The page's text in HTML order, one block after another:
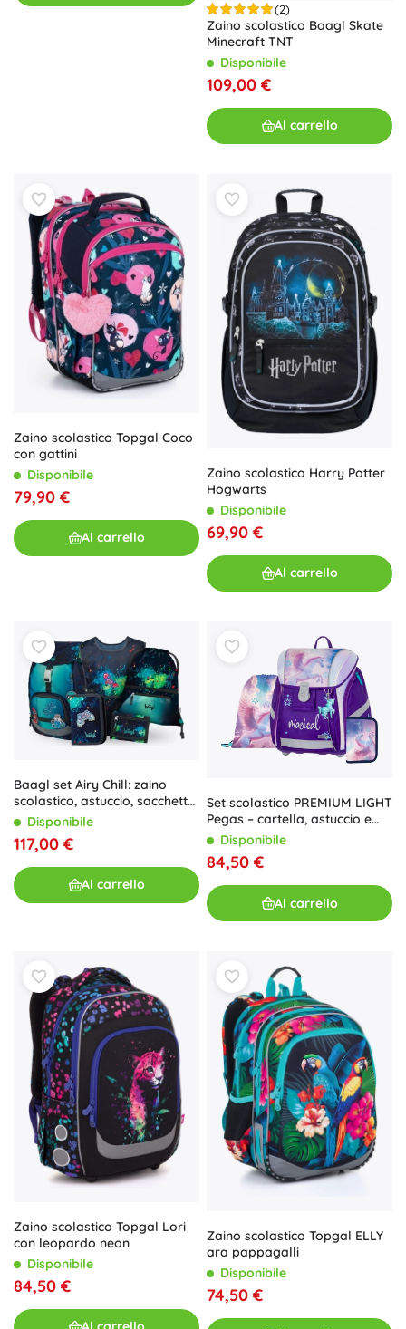
(2)
Zaino scolastico Baagl Skate
Minecraft TNT
Disponibile
109,00 €
Al carrello
Zaino scolastico Topgal Coco
con gattini
Disponibile
79,90 €
Al carrello
Zaino scolastico Harry Potter
Hogwarts
Disponibile
69,90 €
Al carrello
Baagl set Airy Chill: zaino
scolastico, astuccio, sacchetto,
grembiule, portafoglio
Disponibile
117,00 €
Al carrello
Set scolastico PREMIUM LIGHT
Pegas – cartella, astuccio e
sacca per le scarpe
Disponibile
84,50 €
Al carrello
Zaino scolastico Topgal Lori
con leopardo neon
Disponibile
84,50 €
Zaino scolastico Topgal ELLY
ara pappagalli
Disponibile
74,50 €